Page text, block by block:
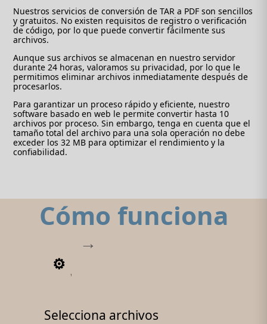
Nuestros servicios de conversión de TAR a PDF son sencillos
y gratuitos. No existen requisitos de registro o verificación
de código, por lo que puede convertir fácilmente sus
archivos.
Aunque sus archivos se almacenan en nuestro servidor
durante 24 horas, valoramos su privacidad, por lo que le
permitimos eliminar archivos inmediatamente después de
procesarlos.
Para garantizar un proceso rápido y eficiente, nuestro
software basado en web le permite convertir hasta 10
archivos por proceso. Sin embargo, tenga en cuenta que el
tamaño total del archivo para una sola operación no debe
exceder los 32 MB para optimizar el rendimiento y la
confiabilidad.
Cómo funciona
1
Selecciona archivos